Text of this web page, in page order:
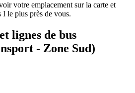
votre emplacement sur la carte et
le plus près de vous.
lignes de bus
- Zone Sud)